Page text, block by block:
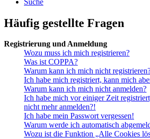
Häufig gestellte Fragen
Registrierung und Anmeldung
Wozu muss ich mich registrieren?
Was ist COPPA?
Warum kann ich mich nicht
Ich habe mich registriert, kann mich
Warum kann ich mich nicht anmelden?
Ich habe mich vor einiger Zeit
nicht mehr anmelden?!
Ich habe mein Passwort vergessen!
Warum werde ich automatisch
Wozu ist die Funktion „Alle Cookies